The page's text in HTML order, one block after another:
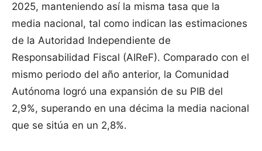
2025, manteniendo así la misma tasa que la
media nacional, tal como indican las estimaciones
de la Autoridad Independiente de
Responsabilidad Fiscal (AIReF). Comparado con el
mismo periodo del año anterior, la Comunidad
Autónoma logró una expansión de su PIB del
2,9%, superando en una décima la media nacional
que se sitúa en un 2,8%.